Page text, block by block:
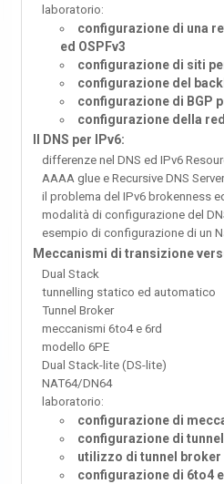
laboratorio:
configurazione di una
ed OSPFv3
configurazione di siti
configurazione del
configurazione di BGP
configurazione della
Il DNS per IPv6:
differenze nel DNS ed IPv6
AAAA glue e Recursive DNS
il problema del IPv6 brokenness
modalità di configurazione del
esempio di configurazione di un
Meccanismi di transizione
Dual Stack
tunnelling statico ed automatico
Tunnel Broker
meccanismi 6to4 e 6rd
modello 6PE
Dual Stack-lite (DS-lite)
NAT64/DN64
laboratorio:
configurazione di
configurazione di
utilizzo di tunnel broker
configurazione di 6to4